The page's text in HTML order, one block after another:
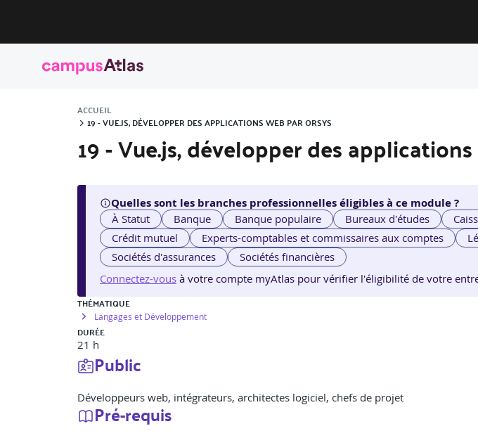
ACCUEIL
19 - VUE.JS, DÉVELOPPER DES APPLICATIONS WEB PAR ORSYS
19 - Vue.js, développer des
Quelles sont les branches professionnelles éligibles à ce module ?
À Statut Banque Banque populaire Bureaux d'études
Crédit mutuel
Experts-comptables et commissaires aux comptes
Sociétés d'assurances
Sociétés financières
Connectez-vous à votre compte myAtlas pour vérifier l'éligibilité de votre
THÉMATIQUE
Langages et Développement
DURÉE
21 h
Public
Développeurs web, intégrateurs, architectes logiciel, chefs de projet
Pré-requis